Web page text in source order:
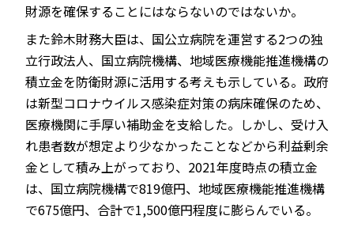
財源を確保することにはならないのではないか。
また鈴木財務大臣は、国公立病院を運営する2つの独
立行政法人、国立病院機構、地域医療機能推進機構の
積立金を防衛財源に活用する考えも示している。政府
は新型コロナウイルス感染症対策の病床確保のため、
医療機関に手厚い補助金を支給した。しかし、受け入
れ患者数が想定より少なかったことなどから利益剰余
金として積み上がっており、2021年度時点の積立金
は、国立病院機構で819億円、地域医療機能推進機構
で675億円、合計で1,500億円程度に膨らんでいる。